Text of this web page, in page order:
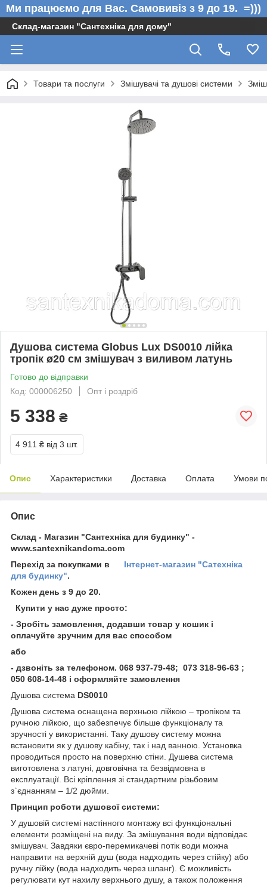
Ми працюємо для Вас. Самовивіз з 9 до 19. =)))
Склад-магазин "Сантехніка для дому"
Товари та послуги Змішувачі та душові системи
Душова система Globus Lux DS0010 лійка
тропік ø20 см змішувач з виливом латунь
Готово до відправки
Код: 000006250
Опт і роздріб
5 338 ₴
4 911 ₴ від 3 шт.
Опис Характеристики Доставка Оплата Умови
Опис
Склад - Магазин "Сантехніка для будинку" -
www.santexnikandoma.com
Перехід за покупками в Інтернет-магазин "Сатехніка
для будинку".
Кожен день з 9 до 20.
Купити у нас дуже просто:
- Зробіть замовлення, додавши товар у кошик і
оплачуйте зручним для вас способом
або
- дзвоніть за телефоном. 068 937-79-48; 073 318-96-63 ;
050 608-14-48 і оформляйте замовлення
Душова система DS0010
Душова система оснащена верхньою лійкою – тропіком та
ручною лійкою, що забезпечує більше функціоналу та
зручності у використанні. Таку душову систему можна
встановити як у душову кабіну, так і над ванною. Установка
проводиться просто на поверхню стіни. Душева система
виготовлена з латуні, довговічна та безвідмовна в
експлуатації. Всі кріплення зі стандартним різьбовим
з`єднанням – 1/2 дюйми.
Принцип роботи душової системи:
У душовій системі настінного монтажу всі функціональні
елементи розміщені на виду. За змішування води відповідає
змішувач. Завдяки євро-перемикачеві потік води можна
направити на верхній душ (вода надходить через стійку) або
ручну лійку (вода надходить через шланг). Є можливість
регулювати кут нахилу верхнього душу, а також положення